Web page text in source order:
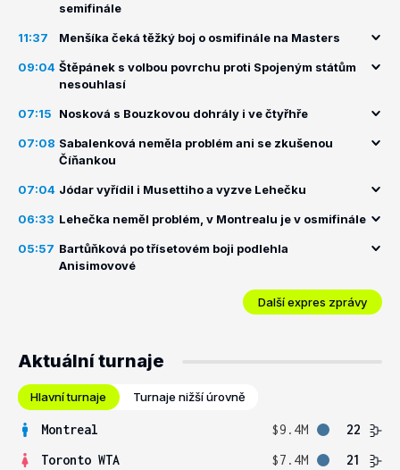
semifinále
11:37 Menšíka čeká těžký boj o osmifinále na Masters
09:04 Štěpánek s volbou povrchu proti Spojeným státům
nesouhlasí
07:15 Nosková s Bouzkovou dohrály i ve čtyřhře
07:08 Sabalenková neměla problém ani se zkušenou
Číňankou
07:04 Jódar vyřídil i Musettiho a vyzve Lehečku
06:33 Lehečka neměl problém, v Montrealu je v osmifinále
05:57 Bartůňková po třísetovém boji podlehla
Anisimovové
Další expres zprávy
Aktuální turnaje
Hlavní turnaje Turnaje nižší úrovně
Montreal $9.4M
22
Toronto WTA
$7.4M 21